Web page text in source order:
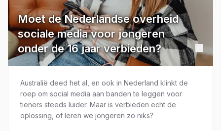
Moet de Nederlandse overheid
sociale media voor jongeren
onder de 16 jaar verbieden?
Australië deed het al, en ook in Nederland klinkt de
roep om social media aan banden te leggen voor
tieners steeds luider. Maar is verbieden echt de
oplossing, of leren we jongeren zo niks?